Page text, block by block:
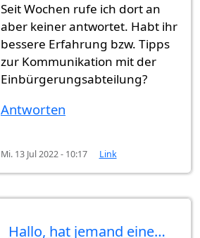
Seit Wochen rufe ich dort an
aber keiner antwortet. Habt ihr
bessere Erfahrung bzw. Tipps
zur Kommunikation mit der
Einbürgerungsabteilung?
Antworten
Mi. 13 Jul 2022 - 10:17 Link
Hallo, hat jemand eine…